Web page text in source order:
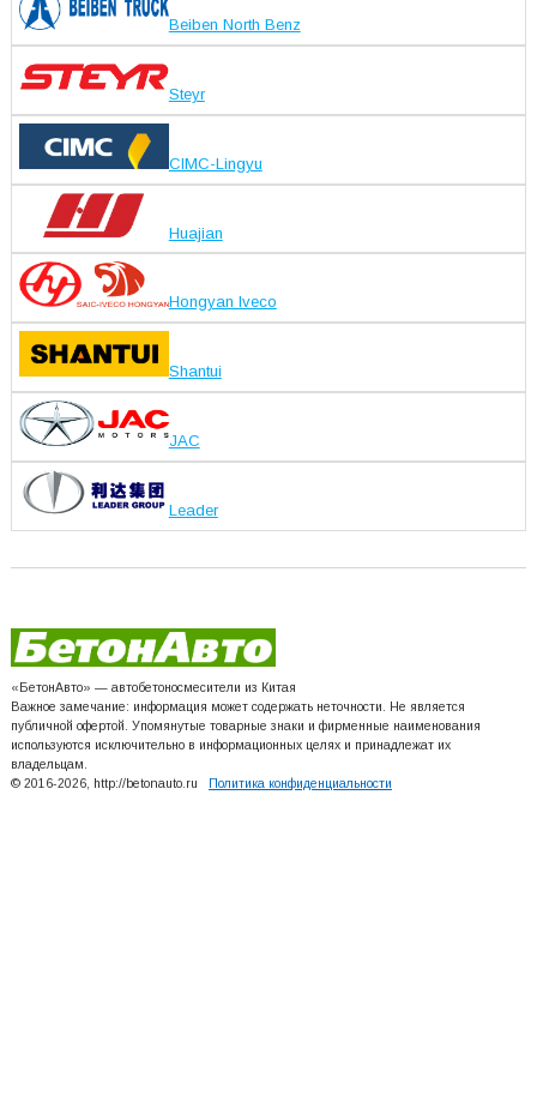
Beiben North Benz
Steyr
CIMC-Lingyu
Huajian
Hongyan Iveco
Shantui
JAC
Leader
«БетонАвто» — автобетоносмесители из Китая
Важное замечание: информация может содержать неточности. Не является
публичной офертой. Упомянутые товарные знаки и фирменные наименования
используются исключительно в информационных целях и принадлежат их
владельцам.
© 2016-2026, http://betonauto.ru Политика конфиденциальности